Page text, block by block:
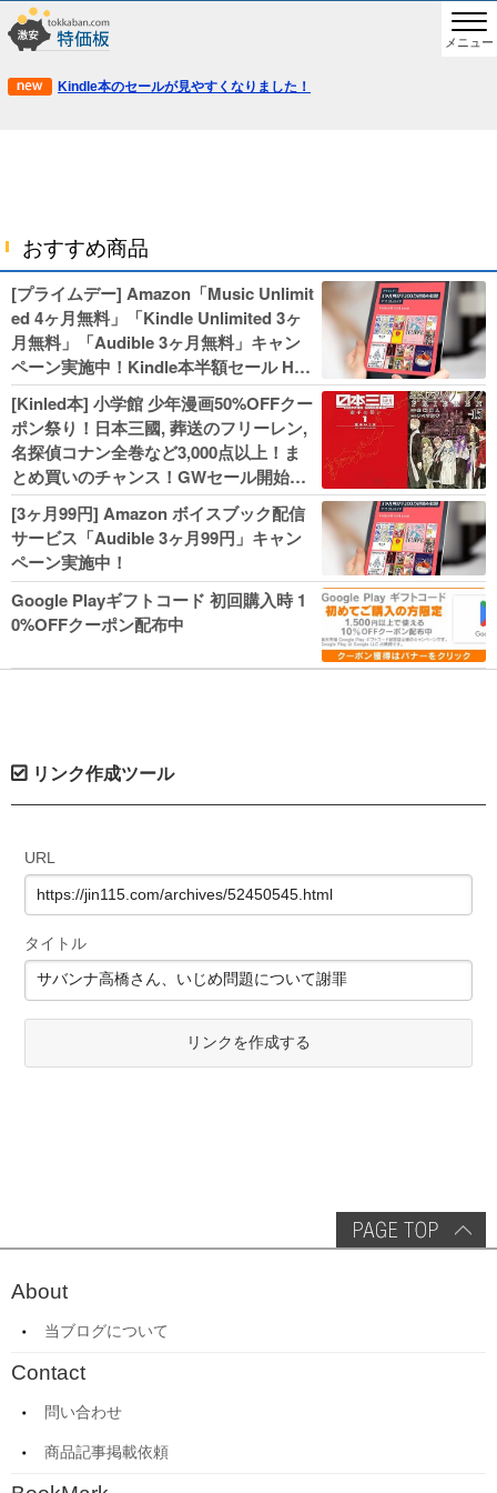
メニュー
Kindle本のセールが見やすくなりました！
おすすめ商品
[プライムデー] Amazon「Music Unlimit
ed 4ヶ月無料」「Kindle Unlimited 3ヶ
月無料」「Audible 3ヶ月無料」キャン
ペーン実施中！Kindle本半額セール HU
NTER×HUNTERなど集英社、無職転生,
幼女戦記などKADOKAWA、キャプテン
翼100円セールも！
[Kinled本] 小学館 少年漫画50%OFFクー
ポン祭り！日本三國, 葬送のフリーレン,
名探偵コナン全巻など3,000点以上！ま
とめ買いのチャンス！GWセール開始！
人気コミック多数 カドカワ祭やIT関連本
がセールに！
[3ヶ月99円] Amazon ボイスブック配信
サービス「Audible 3ヶ月99円」キャン
ペーン実施中！
Google Playギフトコード 初回購入時 1
0%OFFクーポン配布中
リンク作成ツール
URL
タイトル
リンクを作成する
About
当ブログについて
Contact
問い合わせ
商品記事掲載依頼